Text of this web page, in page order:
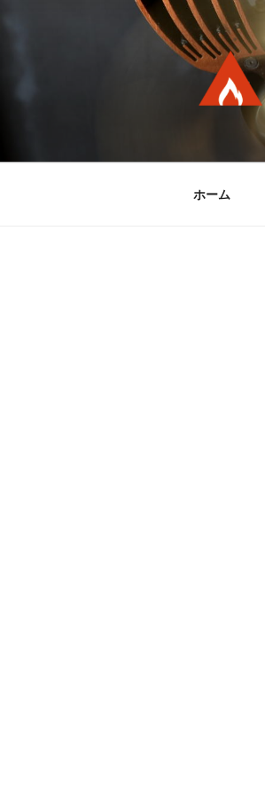
キ
ホーム